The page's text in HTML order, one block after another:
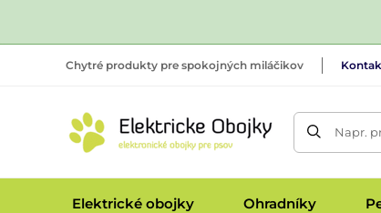
Chytré produkty pre spokojných miláčikov
Napr.
Elektrické obojky Ohradníky